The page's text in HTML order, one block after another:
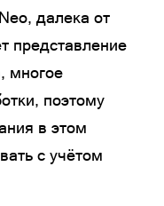
далека от
представление
многое
поэтому
в этом
с учётом